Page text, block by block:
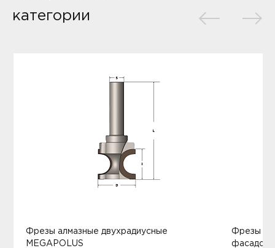
категории
Фрезы алмазные двухрадиусные
MEGAPOLUS
Фрезы
фасадов